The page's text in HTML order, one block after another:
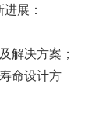
展：
解决方案；
命设计方